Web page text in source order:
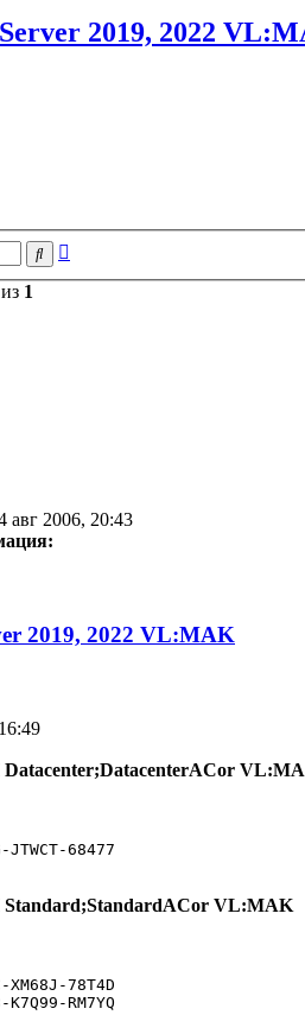
2019, 2022
Поиск
из 1
авг 2006, 20:43
2019, 2022 VL:MAK⁠⁠
Datacenter;DatacenterACor
JTWCT-68477
Standard;StandardACor VL:MAK
XM68J-78T4D
RM7YQ